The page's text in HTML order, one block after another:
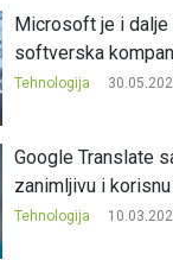
Microsoft je i dalje
softverska
Tehnologija
Google Translate
zanimljivu i
Tehnologija